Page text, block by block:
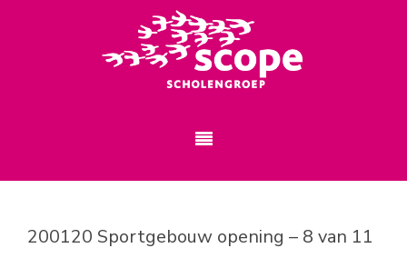
200120 Sportgebouw opening – 8 van 11